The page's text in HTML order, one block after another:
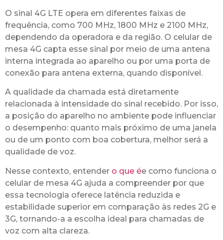
O sinal 4G LTE opera em diferentes faixas de
frequência, como 700 MHz, 1800 MHz e 2100 MHz,
dependendo da operadora e da região. O celular de
mesa 4G capta esse sinal por meio de uma antena
interna integrada ao aparelho ou por uma porta de
conexão para antena externa, quando disponível.
A qualidade da chamada está diretamente
relacionada à intensidade do sinal recebido. Por isso,
a posição do aparelho no ambiente pode influenciar
o desempenho: quanto mais próximo de uma janela
ou de um ponto com boa cobertura, melhor será a
qualidade de voz.
Nesse contexto, entender o que ée como funciona o
celular de mesa 4G ajuda a compreender por que
essa tecnologia oferece latência reduzida e
estabilidade superior em comparação às redes 2G e
3G, tornando-a a escolha ideal para chamadas de
voz com alta clareza.